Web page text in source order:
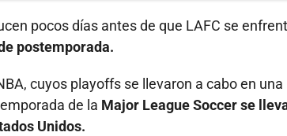
pocos días antes de que LAFC se
postemporada.
cuyos playoffs se llevaron a cabo en
de la Major League Soccer se
Unidos.